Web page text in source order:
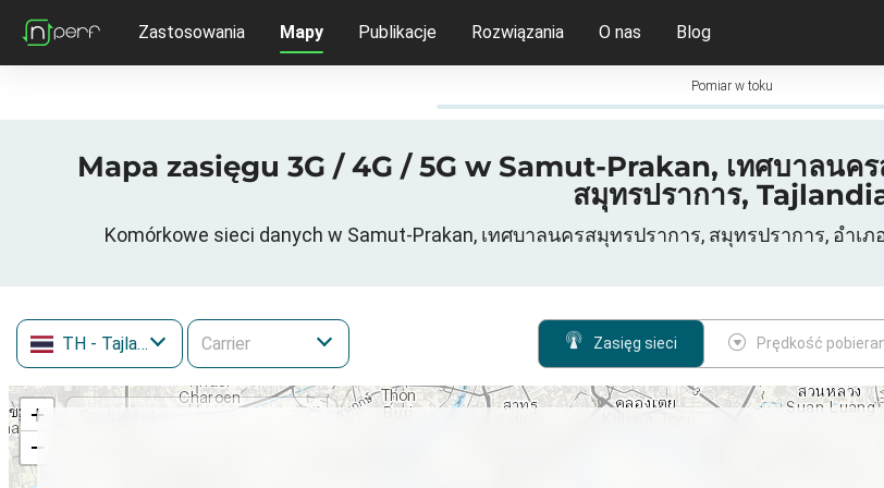
Zastosowania Mapy Publikacje Rozwiązania O nas Blog
Pomiar w toku
Mapa zasięgu 3G / 4G / 5G w Samut-Prakan, เทศบาลนคร
สมุทรปราการ,
Komórkowe sieci danych w Samut-Prakan, เทศบาลนครสมุทรปราการ, สมุทรปราการ, อำเ
TH - Tajlandia Zasięg sieci Prędkość
+
−